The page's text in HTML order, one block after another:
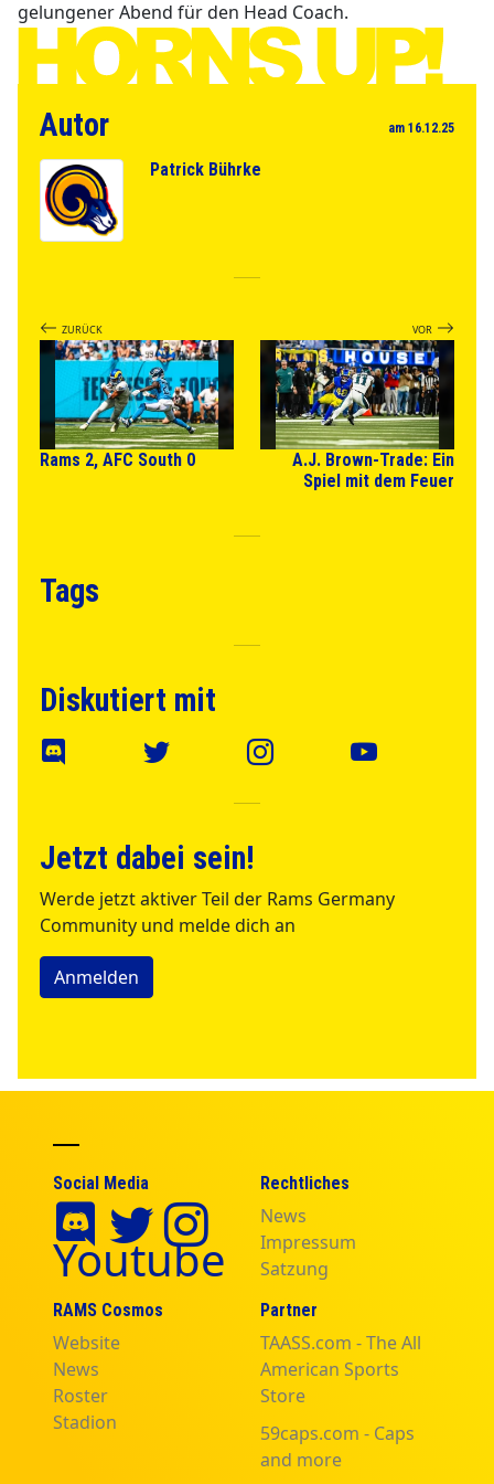
gelungener Abend für den Head Coach.
Autor am 16.12.25
Patrick Bührke
ZURÜCK
Rams 2, AFC South 0
VOR
​A.J. Brown-Trade: Ein
Spiel mit dem Feuer
Tags
Diskutiert mit
Jetzt dabei sein!
Werde jetzt aktiver Teil der Rams Germany
Community und melde dich an
Anmelden
Social Media
Youtube
Rechtliches
News
Impressum
Satzung
RAMS Cosmos
Website
News
Roster
Stadion
Partner
TAASS.com - The All
American Sports
Store
59caps.com - Caps
and more